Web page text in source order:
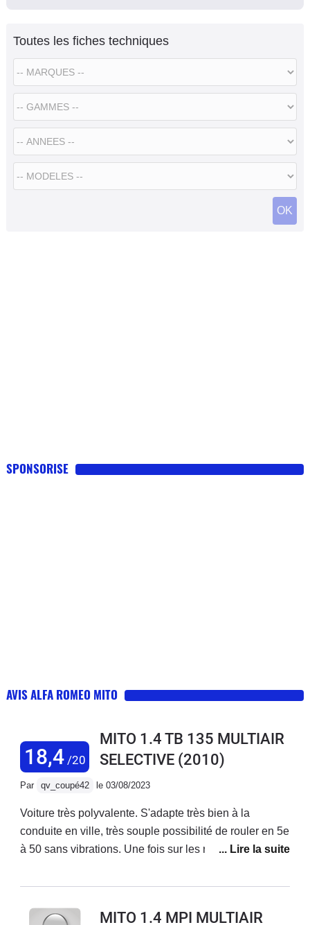
Toutes les fiches techniques
SPONSORISE
AVIS ALFA ROMEO MITO
18,4/20
MITO 1.4 TB 135 MULTIAIR
SELECTIVE (2010)
Par qv_coupé42 le 03/08/2023
Voiture très polyvalente. S'adapte très bien à la
conduite en ville, très souple possibilité de rouler en 5e
à 50 sans vibrations. Une fois sur les routes de
voiture est imaginée pour cela. Tenue de route
vrai plaisir de conduite. Sur l'autoroute, bien sûr, elle
MITO 1.4 MPI MULTIAIR